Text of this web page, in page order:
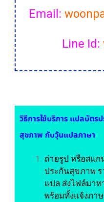
Email:
Line Id:
วิธีการใช้บริการ แปลบัตร
สุขภาพ กับวุ้นแปลภาษา
ถ่ายรูป หรือสแ
ประกันสุขภาพ ร
แปล ส่งไฟล์มาท
พร้อมทั้งแจ้งภา